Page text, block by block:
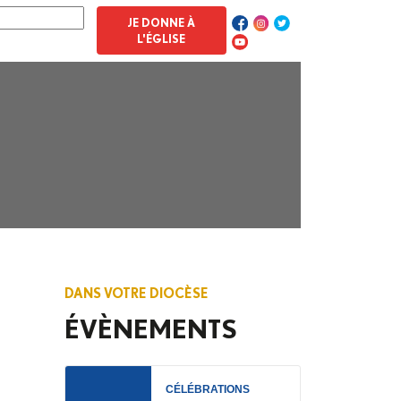
JE DONNE À
L'ÉGLISE
DANS VOTRE DIOCÈSE
ÉVÈNEMENTS
CÉLÉBRATIONS